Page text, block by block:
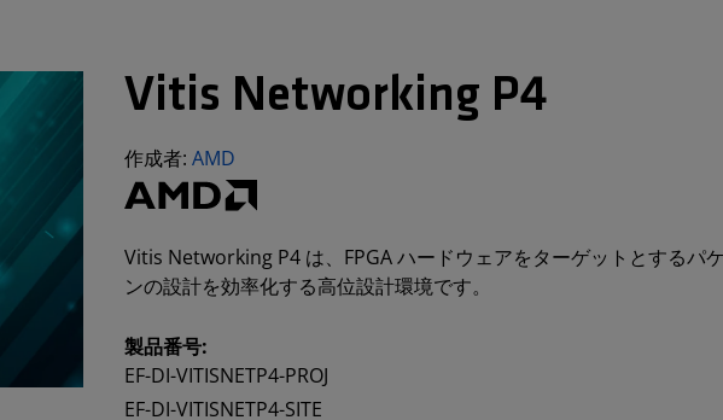
Vitis Networking P4
作成者:AMD
Vitis Networking P4 は、FPGA ハードウェアをターゲットとするパ
ンの設計を効率化する高位設計環境です。
製品番号:
EF-DI-VITISNETP4-PROJ
EF-DI-VITISNETP4-SITE